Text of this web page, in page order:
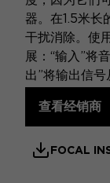
器。在1.5米长
干扰消除。使
展：“输入”将
出”将输出信号
查看经销商
FOCAL